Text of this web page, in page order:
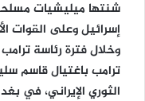
شنتها ميليشيات
إسرائيل وعلى القوات
وخلال فترة رئاسة
ترامب باغتيال قاسم